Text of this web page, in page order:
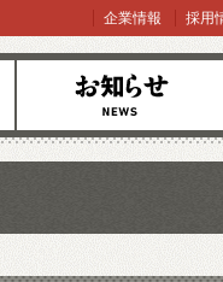
お知らせ
企業情報 採用